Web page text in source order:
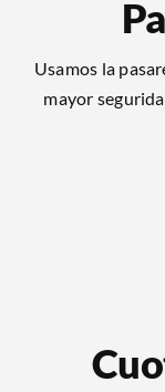
Usamos la
mayor